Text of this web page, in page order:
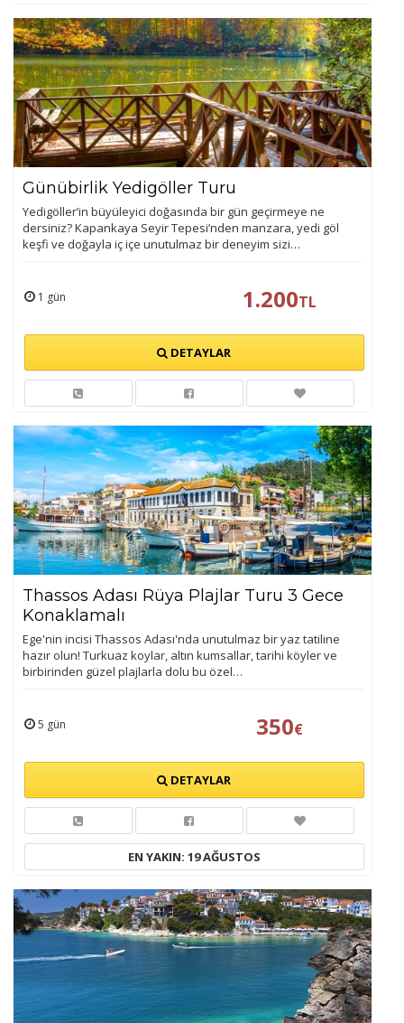
Günübirlik Yedigöller Turu
Yedigöller’in büyüleyici doğasında bir gün geçirmeye ne
dersiniz? Kapankaya Seyir Tepesi’nden manzara, yedi göl
keşfi ve doğayla iç içe unutulmaz bir deneyim sizi…
1 gün 1.200TL
DETAYLAR
Thassos Adası Rüya Plajlar Turu 3 Gece
Konaklamalı
Ege'nin incisi Thassos Adası'nda unutulmaz bir yaz tatiline
hazır olun! Turkuaz koylar, altın kumsallar, tarihi köyler ve
birbirinden güzel plajlarla dolu bu özel…
5 gün 350€
DETAYLAR
EN YAKIN: 19 AĞUSTOS